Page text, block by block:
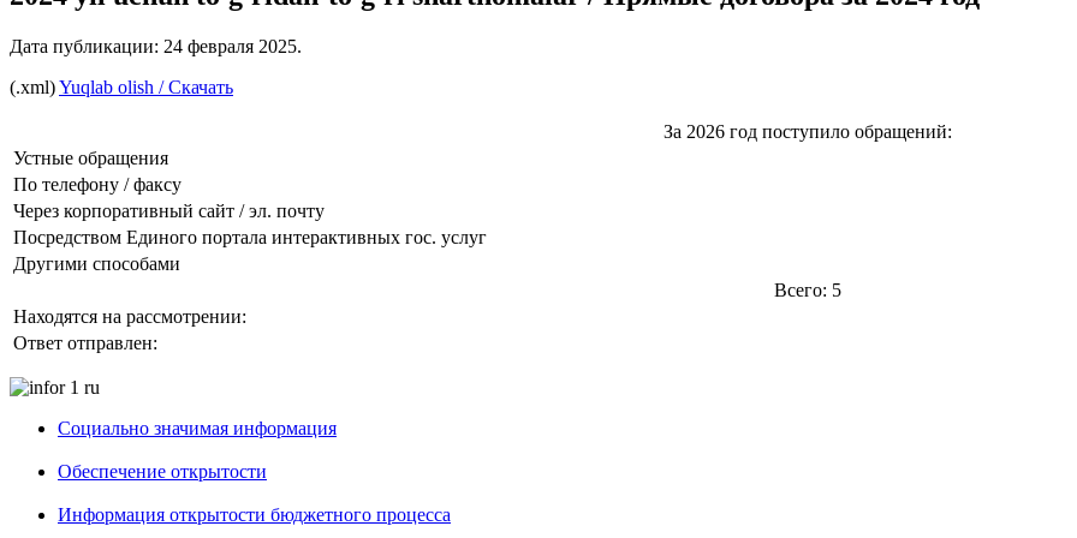
Дата публикации: 24 февраля 2025.
(.xml)Yuqlab olish / Скачать
За 2026 год поступило обращений:
Устные обращения
По телефону / факсу
Через корпоративный сайт / эл. почту
Посредством Единого портала интерактивных гос. услуг
Другими способами
Всего: 5
Находятся на рассмотрении:
Ответ отправлен:
Социально значимая информация
Обеспечение открытости
Информация открытости бюджетного процесса